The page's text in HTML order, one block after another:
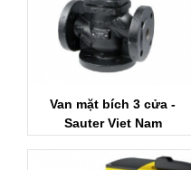
Van mặt bích 3 cửa -
Sauter Viet Nam